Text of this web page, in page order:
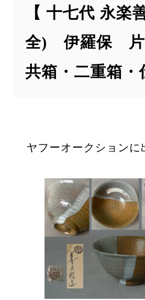
【 十七代 永楽
全) 伊羅保
共箱・二重箱・
ヤフーオークションに